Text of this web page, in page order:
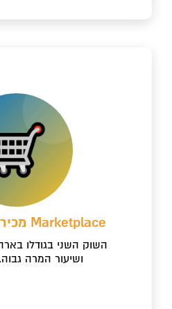
מכירות בוולמארט Marketplace
השוק השני בגודלו
ושיעור המרה